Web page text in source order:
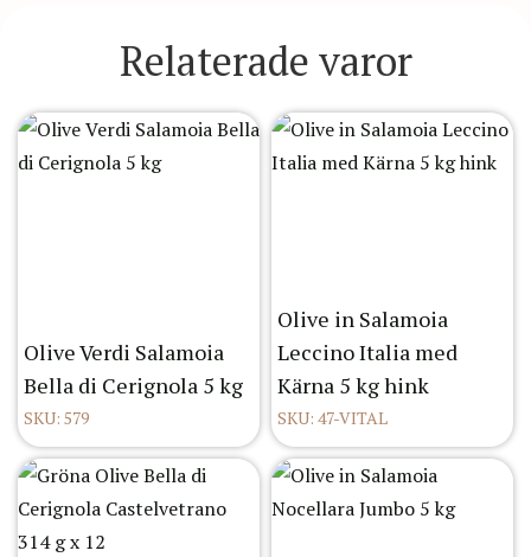
Relaterade varor
Olive Verdi Salamoia
Bella di Cerignola 5 kg
SKU: 579
Olive in Salamoia
Leccino Italia med
Kärna 5 kg hink
SKU: 47-VITAL